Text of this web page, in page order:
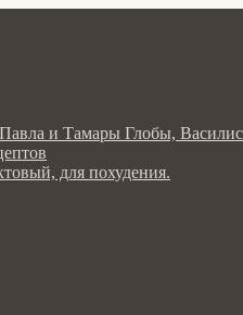
и Тамары Глобы,
для похудения.